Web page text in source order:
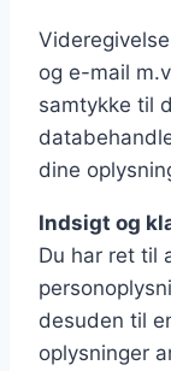
og e-mail
samtykke til
dine
Indsigt og
Du har ret til
desuden til
oplysninger